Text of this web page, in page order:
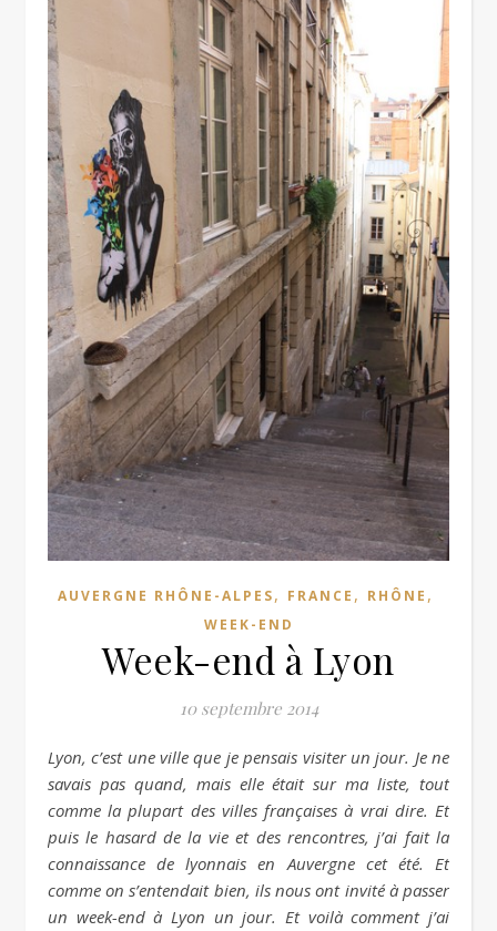
AUVERGNE RHÔNE-ALPES, FRANCE , RHÔNE ,
WEEK-END
Week-end à Lyon
10 septembre 2014
Lyon, c’est une ville que je pensais visiter un jour. Je ne
savais pas quand, mais elle était sur ma liste, tout
comme la plupart des villes françaises à vrai dire. Et
puis le hasard de la vie et des rencontres, j’ai fait la
connaissance de lyonnais en Auvergne cet été. Et
comme on s’entendait bien, ils nous ont invité à passer
un week-end à Lyon un jour. Et voilà comment j’ai